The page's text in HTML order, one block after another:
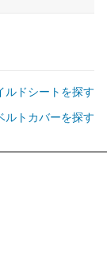
ルドシートを探す
ルトカバーを探す